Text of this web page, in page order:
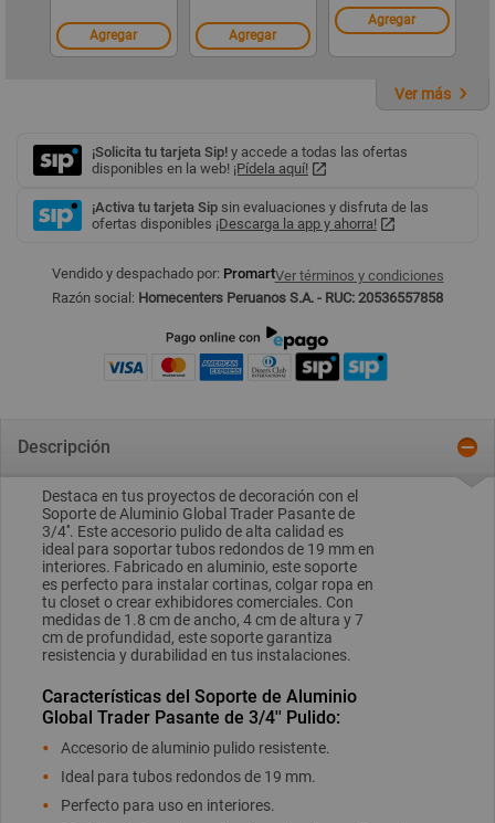
Agregar Agregar
Agregar
Ver más
¡Solicita tu tarjeta Sip! y accede a todas las ofertas
disponibles en la web! ¡Pídela aquí!
¡Activa tu tarjeta Sip sin evaluaciones y disfruta de las
ofertas disponibles ¡Descarga la app y ahorra!
Vendido y despachado por: PromartVer términos y condiciones
Razón social: Homecenters Peruanos S.A. - RUC: 20536557858
Descripción
Destaca en tus proyectos de decoración con el
Soporte de Aluminio Global Trader Pasante de
3/4''. Este accesorio pulido de alta calidad es
ideal para soportar tubos redondos de 19 mm en
interiores. Fabricado en aluminio, este soporte
es perfecto para instalar cortinas, colgar ropa en
tu closet o crear exhibidores comerciales. Con
medidas de 1.8 cm de ancho, 4 cm de altura y 7
cm de profundidad, este soporte garantiza
resistencia y durabilidad en tus instalaciones.
Características del Soporte de Aluminio
Global Trader Pasante de 3/4'' Pulido:
Accesorio de aluminio pulido resistente.
Ideal para tubos redondos de 19 mm.
Perfecto para uso en interiores.